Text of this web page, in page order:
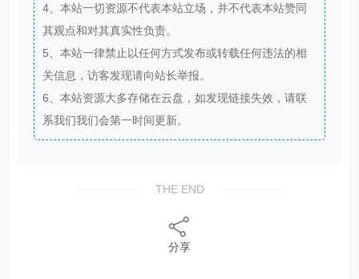
4、本站一切资源不代表本站立场，并不代表本站赞同
其观点和对其真实性负责。
5、本站一律禁止以任何方式发布或转载任何违法的相
关信息，访客发现请向站长举报。
6、本站资源大多存储在云盘，如发现链接失效，请联
系我们我们会第一时间更新。
THE END
分享